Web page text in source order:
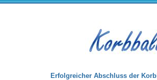
Erfolgreicher Abschluss der